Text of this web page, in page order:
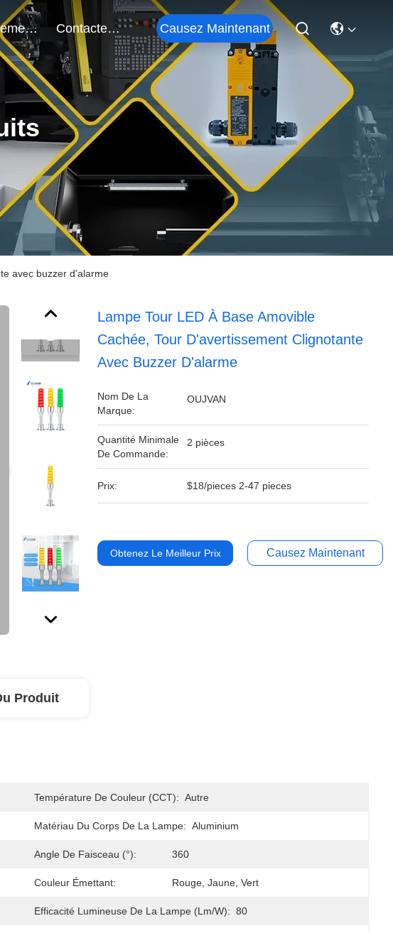
Événements Contactez-Nous Causez Maintenant
avec buzzer d'alarme
Lampe Tour LED À Base Amovible
Cachée, Tour D'avertissement Clignotante
Avec Buzzer D'alarme
Nom De La
Marque:
OUJVAN
Quantité Minimale
De Commande:
2 pièces
Prix: $18/pieces 2-47 pieces
Obtenez Le Meilleur Prix Causez Maintenant
Produit
Température De Couleur (CCT): Autre
Matériau Du Corps De La Lampe: Aluminium
Angle De Faisceau (°): 360
Couleur Émettant: Rouge, Jaune, Vert
Efficacité Lumineuse De La Lampe (lm/w): 80